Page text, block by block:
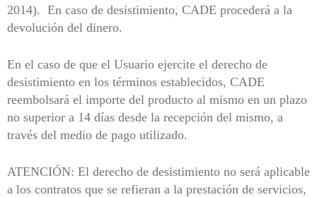
2014). En caso de desistimiento, CADE procederá a la
devolución del dinero.
En el caso de que el Usuario ejercite el derecho de
desistimiento en los términos establecidos, CADE
reembolsará el importe del producto al mismo en un plazo
no superior a 14 días desde la recepción del mismo, a
través del medio de pago utilizado.
ATENCIÓN: El derecho de desistimiento no será aplicable
a los contratos que se refieran a la prestación de servicios,